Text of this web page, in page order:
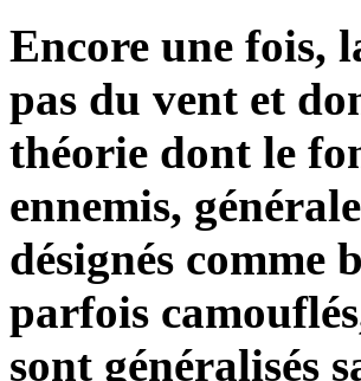
Encore une fois,
pas du vent et
théorie dont le
ennemis,
désignés comme
parfois
sont généralisés